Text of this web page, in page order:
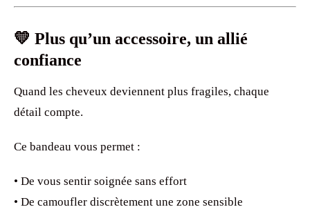
💛 Plus qu’un accessoire, un allié
confiance
Quand les cheveux deviennent plus fragiles, chaque
détail compte.
Ce bandeau vous permet :
• De vous sentir soignée sans effort
• De camoufler discrètement une zone sensible